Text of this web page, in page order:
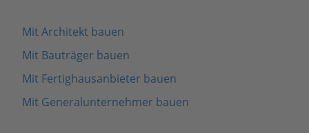
Mit Architekt bauen
Mit Bauträger bauen
Mit Fertighausanbieter bauen
Mit Generalunternehmer bauen